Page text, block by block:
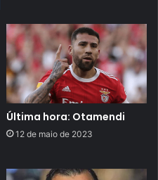
Última hora: Otamendi
12 de maio de 2023